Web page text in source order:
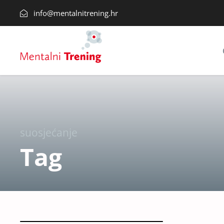
info@mentalnitrening.hr
suosjećanje
Tag